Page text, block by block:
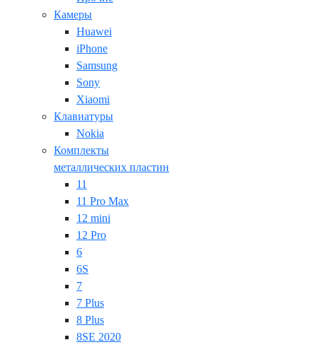
Камеры
Huawei
iPhone
Samsung
Sony
Xiaomi
Клавиатуры
Nokia
Комплекты
металлических пластин
11
11 Pro Max
12 mini
12 Pro
6
6S
7
7 Plus
8 Plus
8SE 2020